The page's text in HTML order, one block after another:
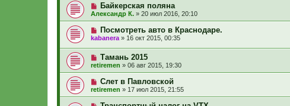
Байкерская поляна
Александр К. » 20 июл 2016, 20:10
Посмотреть авто в Краснодаре.
kabanera » 16 окт 2015, 00:35
Тамань 2015
retiremen » 06 авг 2015, 19:30
Слет в Павловской
retiremen » 17 июл 2015, 21:55